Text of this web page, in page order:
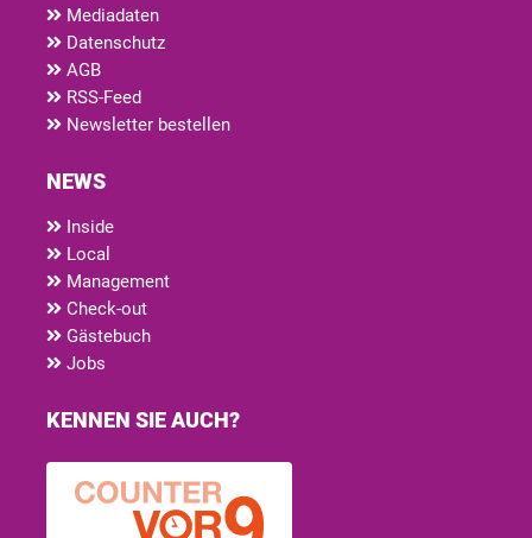
Mediadaten
Datenschutz
AGB
RSS-Feed
Newsletter bestellen
NEWS
Inside
Local
Management
Check-out
Gästebuch
Jobs
KENNEN SIE AUCH?